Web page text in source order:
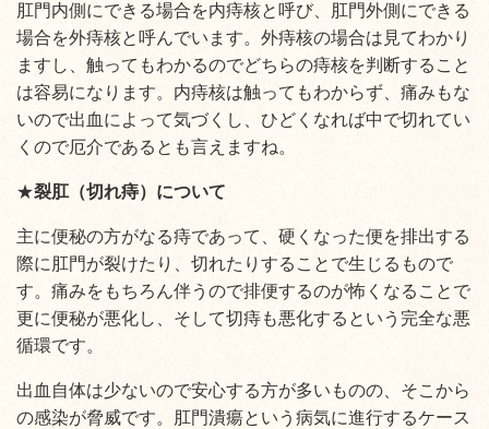
肛門内側にできる場合を内痔核と呼び、肛門外側にできる
場合を外痔核と呼んでいます。外痔核の場合は見てわかり
ますし、触ってもわかるのでどちらの痔核を判断すること
は容易になります。内痔核は触ってもわからず、痛みもな
いので出血によって気づくし、ひどくなれば中で切れてい
くので厄介であるとも言えますね。
★裂肛（切れ痔）について
主に便秘の方がなる痔であって、硬くなった便を排出する
際に 肛門が裂けたり、切れたりすることで生じるもので
す。痛みをもちろん伴うので排便するのが怖くなることで
更に便秘が悪化し、そして切痔も悪化するという完全な悪
循環です。
出血自体は少ないので安心する方が多いものの、そこから
の感染が脅威です。肛門潰瘍という病気に進行するケース